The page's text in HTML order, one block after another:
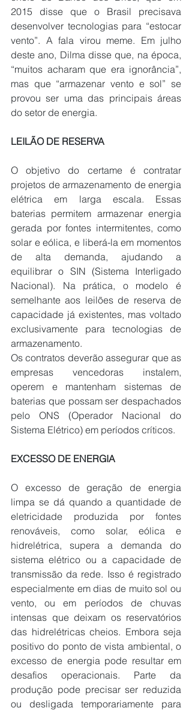
2015 disse que o Brasil precisava
desenvolver tecnologias para “estocar
vento”. A fala virou meme. Em julho
deste ano, Dilma disse que, na época,
“muitos acharam que era ignorância”,
mas que “armazenar vento e sol” se
provou ser uma das principais áreas
do setor de energia.
LEILÃO DE RESERVA
O objetivo do certame é contratar
projetos de armazenamento de energia
elétrica em larga escala. Essas
baterias permitem armazenar energia
gerada por fontes intermitentes, como
solar e eólica, e liberá-la em momentos
de alta demanda, ajudando a
equilibrar o SIN (Sistema Interligado
Nacional). Na prática, o modelo é
semelhante aos leilões de reserva de
capacidade já existentes, mas voltado
exclusivamente para tecnologias de
armazenamento.
Os contratos deverão assegurar que as
empresas vencedoras instalem,
operem e mantenham sistemas de
baterias que possam ser despachados
pelo ONS (Operador Nacional do
Sistema Elétrico) em períodos críticos.
EXCESSO DE ENERGIA
O excesso de geração de energia
limpa se dá quando a quantidade de
eletricidade produzida por fontes
renováveis, como solar, eólica e
hidrelétrica, supera a demanda do
sistema elétrico ou a capacidade de
transmissão da rede. Isso é registrado
especialmente em dias de muito sol ou
vento, ou em períodos de chuvas
intensas que deixam os reservatórios
das hidrelétricas cheios. Embora seja
positivo do ponto de vista ambiental, o
excesso de energia pode resultar em
desafios operacionais. Parte da
produção pode precisar ser reduzida
ou desligada temporariamente para